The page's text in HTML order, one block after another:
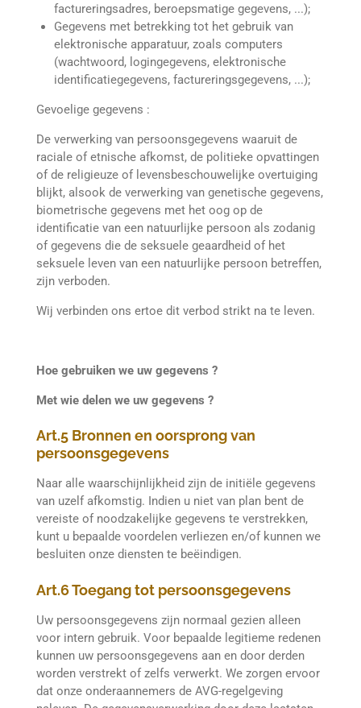
factureringsadres, beroepsmatige gegevens, ...);
Gegevens met betrekking tot het gebruik van
elektronische apparatuur, zoals computers
(wachtwoord, logingegevens, elektronische
identificatiegegevens, factureringsgegevens, ...);
Gevoelige gegevens :
De verwerking van persoonsgegevens waaruit de
raciale of etnische afkomst, de politieke opvattingen
of de religieuze of levensbeschouwelijke overtuiging
blijkt, alsook de verwerking van genetische gegevens,
biometrische gegevens met het oog op de
identificatie van een natuurlijke persoon als zodanig
of gegevens die de seksuele geaardheid of het
seksuele leven van een natuurlijke persoon betreffen,
zijn verboden.
Wij verbinden ons ertoe dit verbod strikt na te leven.
Hoe gebruiken we uw gegevens ?
Met wie delen we uw gegevens ?
Art.5 Bronnen en oorsprong van
persoonsgegevens
Naar alle waarschijnlijkheid zijn de initiële gegevens
van uzelf afkomstig. Indien u niet van plan bent de
vereiste of noodzakelijke gegevens te verstrekken,
kunt u bepaalde voordelen verliezen en/of kunnen we
besluiten onze diensten te beëindigen.
Art.6 Toegang tot persoonsgegevens
Uw persoonsgegevens zijn normaal gezien alleen
voor intern gebruik. Voor bepaalde legitieme redenen
kunnen uw persoonsgegevens aan en door derden
worden verstrekt of zelfs verwerkt. We zorgen ervoor
dat onze onderaannemers de AVG-regelgeving